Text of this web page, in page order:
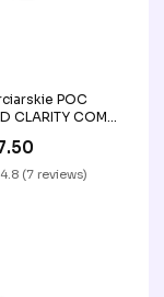
POC
CLARITY COMP
4.8 (7 reviews)